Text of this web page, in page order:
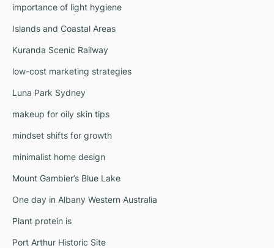
importance of light hygiene
Islands and Coastal Areas
Kuranda Scenic Railway
low-cost marketing strategies
Luna Park Sydney
makeup for oily skin tips
mindset shifts for growth
minimalist home design
Mount Gambier’s Blue Lake
One day in Albany Western Australia
Plant protein is
Port Arthur Historic Site